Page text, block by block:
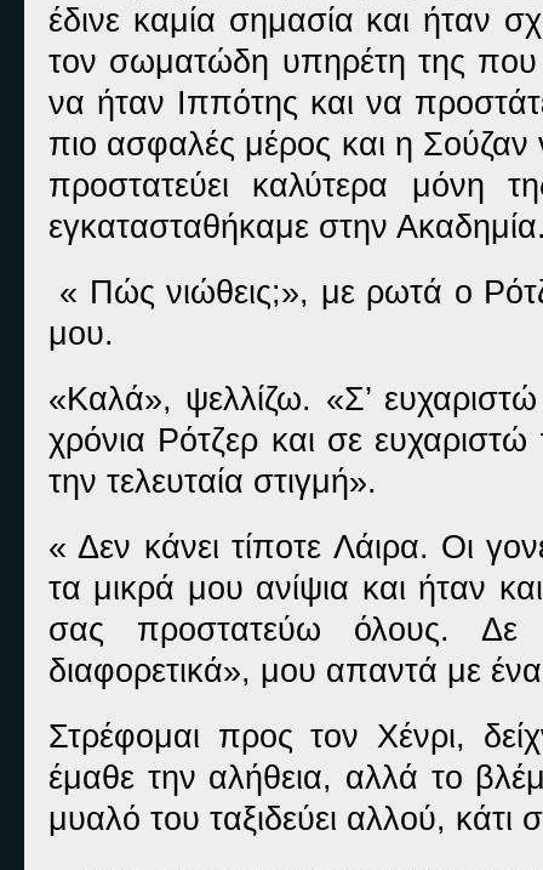
έδινε καμία σημασία και ήταν
τον σωματώδη υπηρέτη της
να ήταν Ιππότης και να
πιο ασφαλές μέρος και η
προστατεύει καλύτερα μόνη
εγκατασταθήκαμε στην
« Πώς νιώθεις;», με ρωτά ο
μου.
«Καλά», ψελλίζω. «Σ’
χρόνια Ρότζερ και σε
την τελευταία στιγμή».
« Δεν κάνει τίποτε Λάιρα. Οι
τα μικρά μου ανίψια και ήταν
σας προστατεύω όλους.
διαφορετικά», μου απαντά με
Στρέφομαι προς τον Χένρι,
έμαθε την αλήθεια, αλλά το
μυαλό του ταξιδεύει αλλού, κάτι